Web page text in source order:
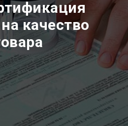
качество